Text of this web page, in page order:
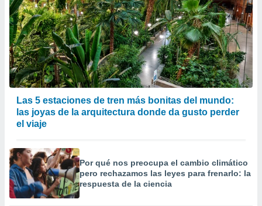
Las 5 estaciones de tren más bonitas del mundo:
las joyas de la arquitectura donde da gusto perder
el viaje
Por qué nos preocupa el cambio climático
pero rechazamos las leyes para frenarlo: la
respuesta de la ciencia